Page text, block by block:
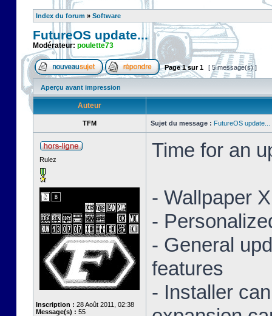
Index du forum » Software
FutureOS update...
Modérateur: poulette73
Page1sur1 [ 5 message(s) ]
Aperçu avant impression
Auteur
TFM Sujet du message : FutureOS update...
Rulez
Inscription : 28 Août 2011, 02:38
Message(s) : 55
Time for an
- Wallpaper
-
- General
features
- Installer